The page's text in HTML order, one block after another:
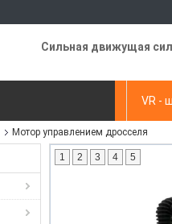
Сильная движущая
VR -
Отправить запрос
Мотор управлением дросселя
1 2 3 4 5